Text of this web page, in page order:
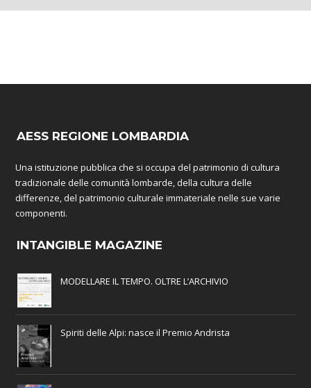
AESS REGIONE LOMBARDIA
Una istituzione pubblica che si occupa del patrimonio di cultura
tradizionale delle comunità lombarde, della cultura delle
differenze, del patrimonio culturale immateriale nelle sue varie
componenti.
INTANGIBLE MAGAZINE
MODELLARE IL TEMPO. OLTRE L’ARCHIVIO
Spiriti delle Alpi: nasce il Premio Andrista